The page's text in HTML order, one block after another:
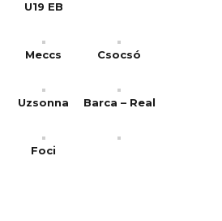
U19 EB
Meccs Csocsó
Uzsonna Barca – Real
Foci